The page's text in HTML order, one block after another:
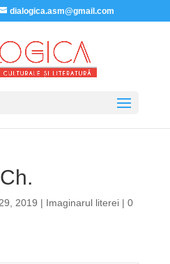
dialogica.asm@gmail.com
2019 | Imaginarul literei| 0